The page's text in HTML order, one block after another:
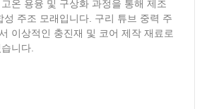
온 용융 및 구상화 과정을 통해 제조
성 주조 모래입니다. 구리 튜브 중력 주
이상적인 충진재 및 코어 제작 재료로
니다.